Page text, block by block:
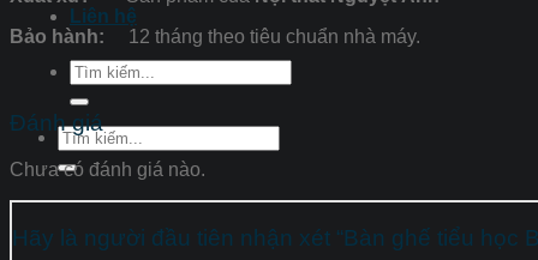
Liên hệ
Tìm
kiếm:
Tìm
kiếm:
Bảo hành:
12 tháng theo tiêu chuẩn nhà máy.
Đánh giá
Chưa có đánh giá nào.
Hãy là người đầu tiên nhận xét “Bàn ghế tiểu học